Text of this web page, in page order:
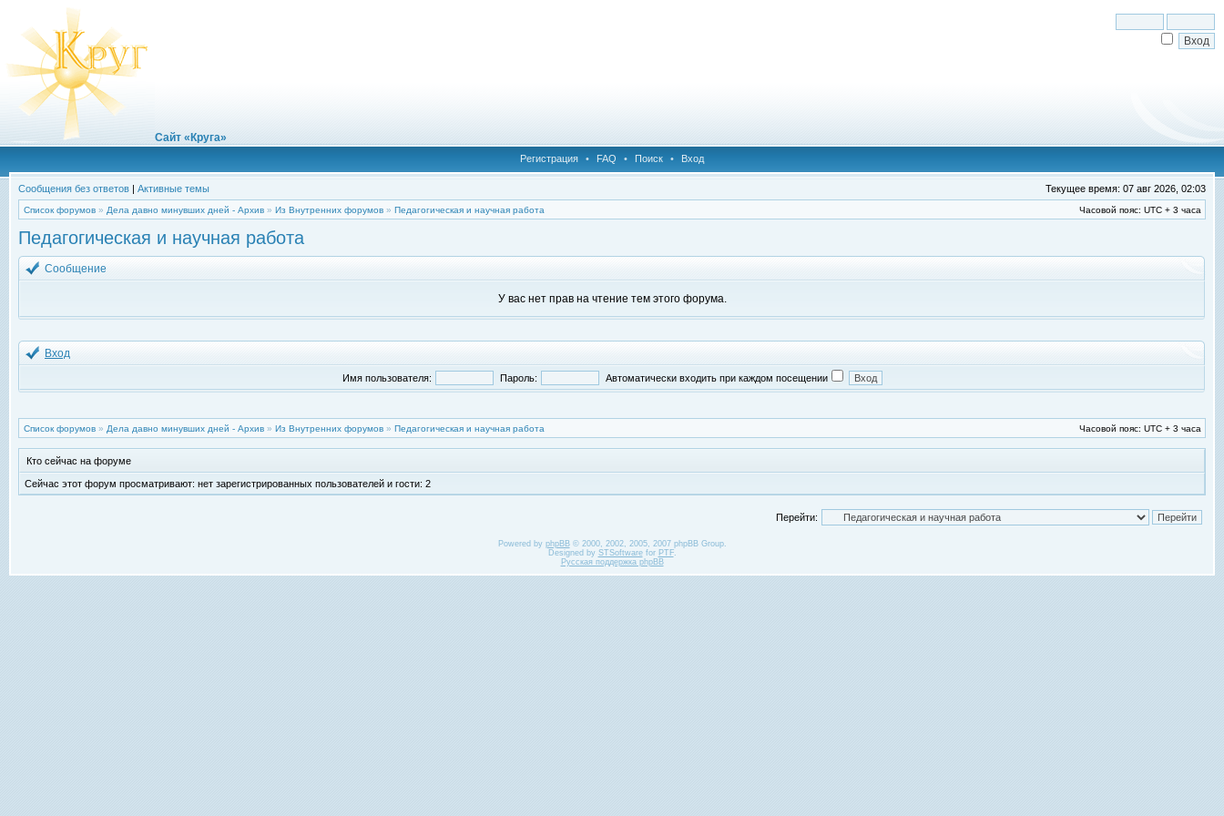
Сайт «Круга»
Регистрация • FAQ • Поиск • Вход
Сообщения без ответов | Активные темы Текущее время: 07 авг 2026, 02:03
Список форумов » Дела давно минувших дней - Архив » Из Внутренних форумов » Педагогическая и научная работа Часовой пояс: UTC + 3 часа
Педагогическая и научная работа
Сообщение
У вас нет прав на чтение тем этого форума.
Вход
Имя пользователя: Пароль: Автоматически входить при каждом посещении
Список форумов » Дела давно минувших дней - Архив » Из Внутренних форумов » Педагогическая и научная работа Часовой пояс: UTC + 3 часа
Кто сейчас на форуме
Сейчас этот форум просматривают: нет зарегистрированных пользователей и гости: 2
Перейти:
Powered by phpBB© 2000, 2002, 2005, 2007 phpBB Group.
Designed by STSoftwarefor PTF.
Русская поддержка phpBB